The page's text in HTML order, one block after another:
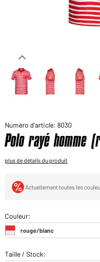
Voudriez-vous acheter
Numéro d'article: 8030
Polo rayé homme
plus de détails du produit
Actuellement toutes les